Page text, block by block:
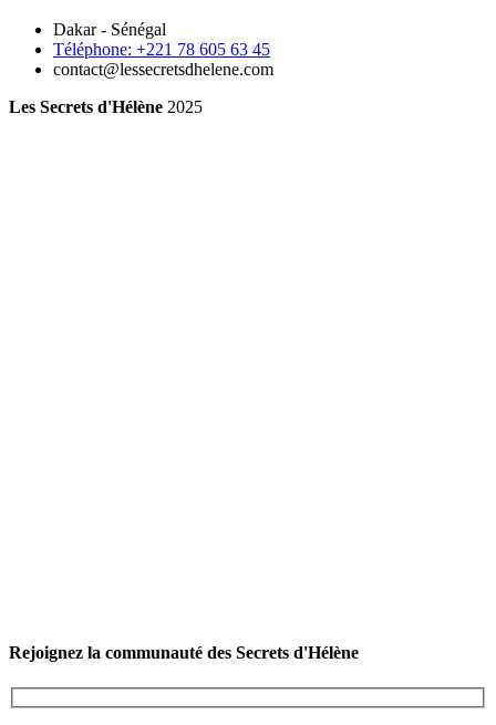
Dakar - Sénégal
Téléphone: +221 78 605 63 45
contact@lessecretsdhelene.com
Les Secrets d'Hélène 2025
Rejoignez la communauté des Secrets d'Hélène